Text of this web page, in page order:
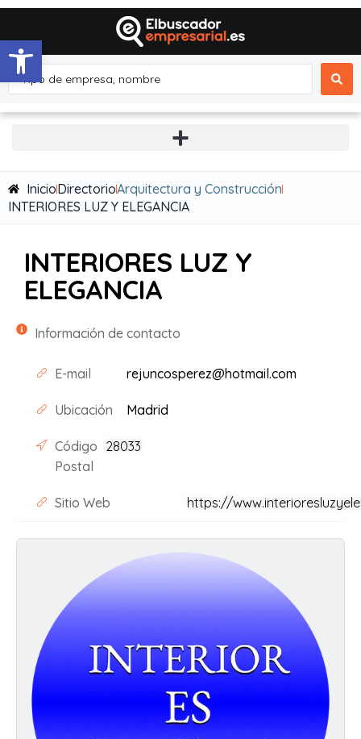
Abrir barra de herramientas
InicioDirectorioArquitectura y Construcción
INTERIORES LUZ Y ELEGANCIA
INTERIORES LUZ Y
ELEGANCIA
Información de contacto
E-mail rejuncosperez@hotmail.com
Ubicación Madrid
Código
Postal
28033
Sitio Web https://